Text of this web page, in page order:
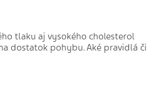
tlaku aj vysokého cholesterol
dostatok pohybu. Aké pravidlá či